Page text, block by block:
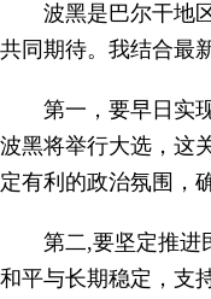
波黑是巴尔干地
共同期待。我结合最
第一，要早日实
波黑将举行大选，这
定有利的政治氛围，
第二,要坚定推进
和平与长期稳定，支